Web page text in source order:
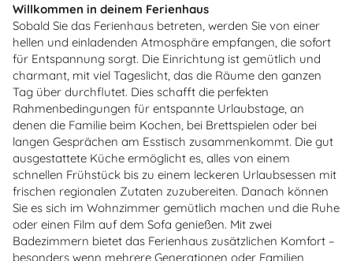
Willkommen in deinem Ferienhaus
Sobald Sie das Ferienhaus betreten, werden Sie von einer
hellen und einladenden Atmosphäre empfangen, die sofort
für Entspannung sorgt. Die Einrichtung ist gemütlich und
charmant, mit viel Tageslicht, das die Räume den ganzen
Tag über durchflutet. Dies schafft die perfekten
Rahmenbedingungen für entspannte Urlaubstage, an
denen die Familie beim Kochen, bei Brettspielen oder bei
langen Gesprächen am Esstisch zusammenkommt. Die gut
ausgestattete Küche ermöglicht es, alles von einem
schnellen Frühstück bis zu einem leckeren Urlaubsessen mit
frischen regionalen Zutaten zuzubereiten. Danach können
Sie es sich im Wohnzimmer gemütlich machen und die Ruhe
oder einen Film auf dem Sofa genießen. Mit zwei
Badezimmern bietet das Ferienhaus zusätzlichen Komfort –
besonders wenn mehrere Generationen oder Familien